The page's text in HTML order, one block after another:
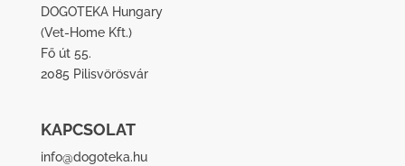
DOGOTEKA Hungary
(Vet-Home Kft.)
Fő út 55.
2085 Pilisvörösvár
KAPCSOLAT
info@dogoteka.hu